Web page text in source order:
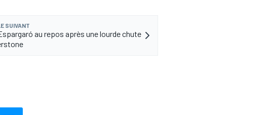
SUIVANT
au repos après une lourde chute